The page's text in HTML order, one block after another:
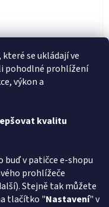
se ukládají ve
pohodlné prohlížení
výkon a
kvalitu
v patičce e-shopu
prohlížeče
Stejně tak můžete
tlačítko "Nastavení" v
hvězdiček.
hvězdiček.